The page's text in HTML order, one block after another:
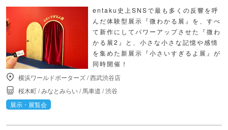
entaku史上SNSで最も多くの反響を呼
んだ体験型展示『微わかる展』を、すべ
て新作にしてパワーアップさせた『微わ
かる展2』と、小さな小さな記憶や感情
を集めた新展示『小さいすぎるよ展』が
同時開催！
横浜ワールドポーターズ/西武渋谷店
桜木町/みなとみらい/馬車道 /渋谷
展示・展覧会